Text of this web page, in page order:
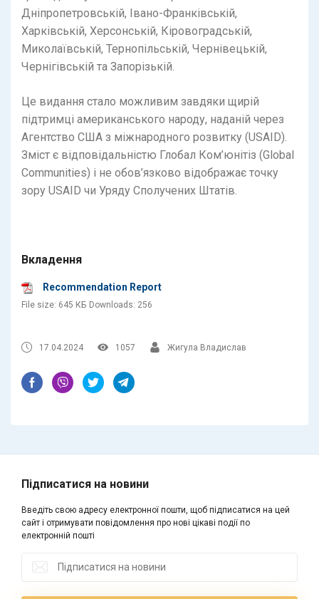
Дніпропетровській, Івано-Франківській,
Харківській, Херсонській, Кіровоградській,
Миколаївській, Тернопільській, Чернівецькій,
Чернігівській та Запорізькій.
Це видання стало можливим завдяки щирій
підтримці американського народу, наданій через
Агентство США з міжнародного розвитку (USAID).
Зміст є відповідальністю Глобал Ком’юнітіз (Global
Communities) і не обов’язково відображає точку
зору USAID чи Уряду Сполучених Штатів.
Вкладення
Recommendation Report
File size: 645 КБ Downloads: 256
17.04.2024 1057 Жигула Владислав
Підписатися на новини
Введіть свою адресу електронної пошти, щоб підписатися на цей
сайт і отримувати повідомлення про нові цікаві події по
електронній пошті